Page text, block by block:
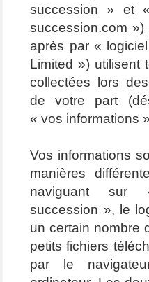
succession » et «
succession.com
après par «
Limited ») utilisent
collectées lors
de votre part
« vos informations
Vos informations
manières
naviguant sur
succession », le
un certain nombre
petits fichiers
par le